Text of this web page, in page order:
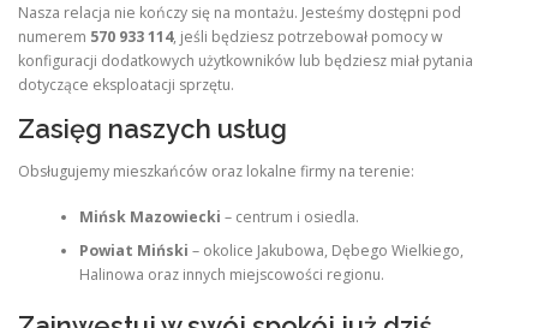
Nasza relacja nie kończy się na montażu. Jesteśmy dostępni pod
numerem 570 933 114, jeśli będziesz potrzebował pomocy w
konfiguracji dodatkowych użytkowników lub będziesz miał pytania
dotyczące eksploatacji sprzętu.
Zasięg naszych usług
Obsługujemy mieszkańców oraz lokalne firmy na terenie:
Mińsk Mazowiecki – centrum i osiedla.
Powiat Miński – okolice Jakubowa, Dębego Wielkiego,
Halinowa oraz innych miejscowości regionu.